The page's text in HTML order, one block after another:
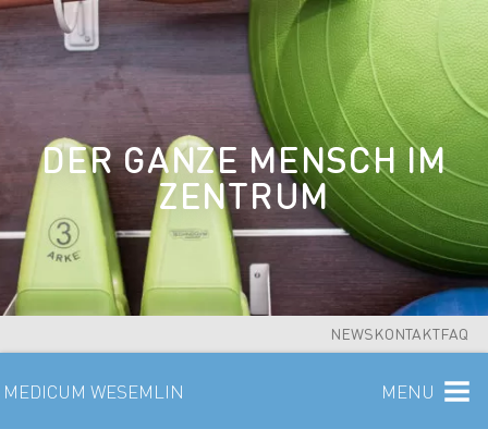
DER GANZE MENSCH IM
ZENTRUM
NEWSKONTAKTFAQ
MEDICUM WESEMLIN Menü
MENU